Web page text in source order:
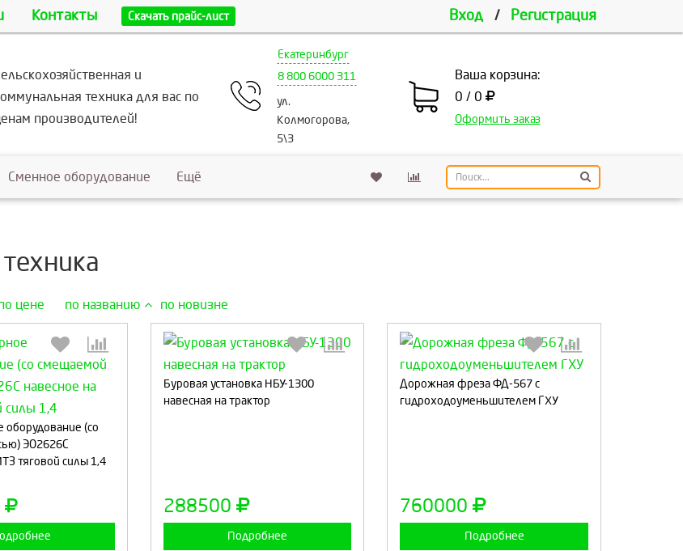
Контакты Скачать прайс-лист Вход / Регистрация
и
техника для вас по
производителей!
Екатеринбург
8 800 6000 311
ул.
Колмогорова,
5\3
Ваша корзина:
0 / 0
Оформить заказ
Сменное оборудование Ещё
цене по названию по новизне
оборудование (со
ЭО2626С
тяговой силы 1,4
количество:
Буровая установка НБУ-1300
навесная на трактор
288500
Подробнее
Выберите количество:
Дорожная фреза ФД-567 с
гидроходоуменьшителем ГХУ
760000
Подробнее
Выберите количество: